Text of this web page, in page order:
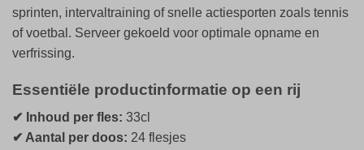
sprinten, intervaltraining of snelle actiesporten zoals tennis
of voetbal. Serveer gekoeld voor optimale opname en
verfrissing.
Essentiële productinformatie op een rij
✔ Inhoud per fles: 33cl
✔ Aantal per doos: 24 flesjes